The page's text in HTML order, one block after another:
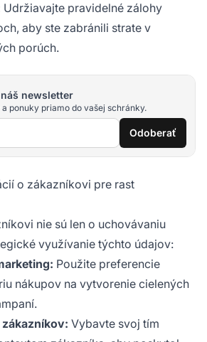
Udržiavajte pravidelné zálohy
aby ste zabránili strate v
porúch.
newsletter
ponuky priamo do vašej schránky.
Odoberať
o zákazníkovi pre rast
nie sú len o uchovávaniu
využívanie týchto údajov:
Použite preferencie
nákupov na vytvorenie cielených
Vybavte svoj tím